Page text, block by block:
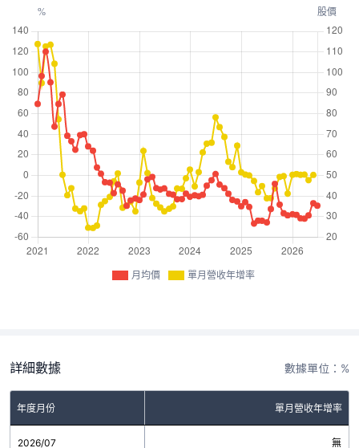
月均價 單月營收年增率
詳細數據 數據單位：%
年度月份 單月營收年增率
2026/07 無